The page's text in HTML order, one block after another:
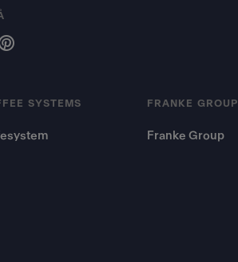
SYSTEMS FRANKE GROUP
Franke Group